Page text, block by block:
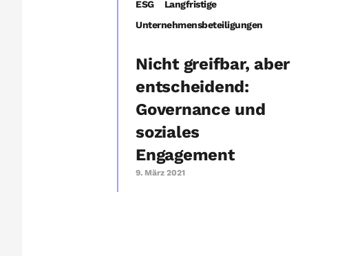
ESG
Langfristige
Unternehmensbeteiligungen
Nicht greifbar, aber
entscheidend:
Governance und
soziales
Engagement
9. März 2021